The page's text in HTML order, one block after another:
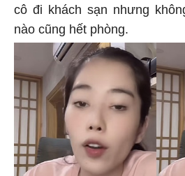
cô đi khách sạn nhưng
nào cũng hết phòng.